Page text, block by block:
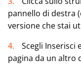
pannello di destra
versione che stai
Scegli Inserisci
pagina da un altro